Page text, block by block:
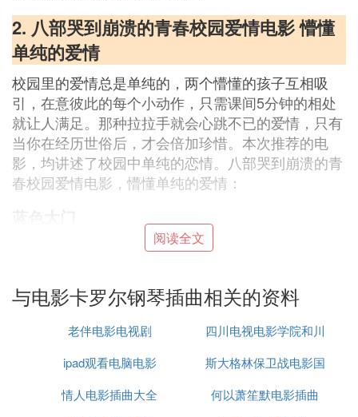
2. 八部哭到崩溃的青春校园爱情电影 懵懂
单纯的爱情
校园里的爱情总是单纯的，两个懵懂的孩子互相吸
引，在意彼此的每个小动作，只需课间5分钟的相处
就让人满足。那种拉拉手就会心跳不已的爱情，只有
当你在经历世俗后，才会倍加珍惜。本次推荐的电
影，均讲述了校园中单纯的恋情。八部哭到崩溃的青
春校园爱情电影，懵懂单纯的爱情：
高中生孟克柔（桂纶镁 饰）与林月珍（梁淑慧 饰）
豪（陈柏霖 饰），希望她能帮自己传递情书。孟克
柔不知道的是，情书的内容都是以自己的名义写的，
被误导的张士豪喜欢上了这个给自己情书的女孩，开
始接近她。在知道真相后，孟克柔生气地和林月珍的
疏远了关系，但她并不想和张士豪成为恋人，因为她
阅读全文
与电影卡罗尔钢琴插曲相关的资料
老伴电影电视剧
四川电视电影学院和川
传
ipad观看电脑电影
斯大格林保卫战电影国
语
情人电影插曲大全
何以萧笙默电影插曲